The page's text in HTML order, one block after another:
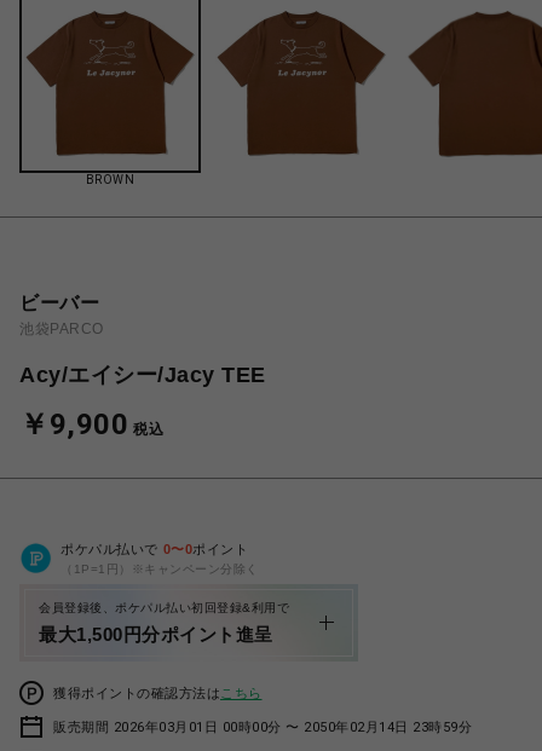
BROWN
ビーバー
池袋PARCO
Acy/エイシー/Jacy TEE
￥9,900 税込
ポケパル払いで 0〜0ポイント
（1P=1円）※キャンペーン分除く
会員登録後、ポケパル払い初回登録&利用で
最大1,500円分ポイント進呈
獲得ポイントの確認方法は こちら
販売期間 2026年03月01日 00時00分 〜 2050年02月14日 23時59分